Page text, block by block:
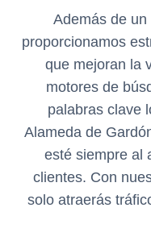
Además de
proporcionamos
que mejoran la
motores de
palabras clave
Alameda de
esté siempre al
clientes. Con
solo atraerás